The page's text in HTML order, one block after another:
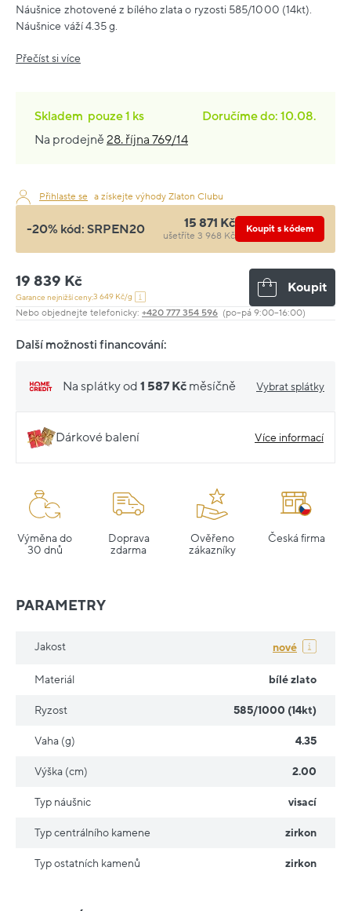
Náušnice zhotovené z bílého zlata o ryzosti 585/1000 (14kt).
Náušnice váží 4.35 g.
Přečíst si více
Skladem pouze1 ks
Doručíme do: 10.08.
Na prodejně28. října 769/14
Přihlaste se a získejte výhody Zlaton Clubu
-20% kód: SRPEN20 15 871 Kč
ušetříte 3 968 Kč
Koupit s kódem
19 839 Kč
Garance nejnižší ceny:3 649 Kč/g
Koupit
Nebo objednejte telefonicky: +420 777 354 596 (po–pá 9:00–16:00)
Další možnosti financování:
Na splátky od 1 587 Kč měsíčně Vybrat splátky
Dárkové balení Více informací
Výměna do
30 dnů
Doprava
zdarma
Ověřeno
zákazníky
Česká firma
PARAMETRY
Jakost nové
Materiál bílé zlato
Ryzost 585/1000 (14kt)
Vaha (g) 4.35
Výška (cm) 2.00
Typ náušnic visací
Typ centrálního kamene zirkon
Typ ostatních kamenů zirkon